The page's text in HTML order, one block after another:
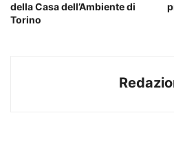
della Casa dell’Ambiente di
Torino